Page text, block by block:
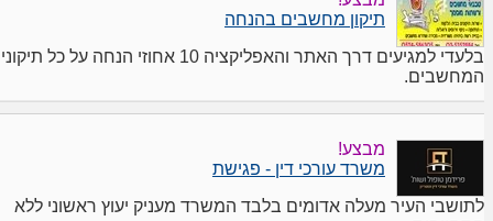
תיקון מחשבים בהנחה
בלעדי למגיעים דרך האתר והאפליקציה 10 אחוזי הנחה על כל תיקוני
המחשבים.
מבצע!
משרד עורכי דין - פגישת
לתושבי העיר מעלה אדומים בלבד המשרד מעניק יעוץ ראשוני ללא